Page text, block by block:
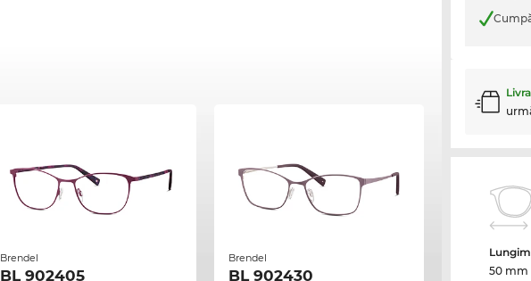
Brendel
BL 902405
Brendel
BL 902430
50 mm